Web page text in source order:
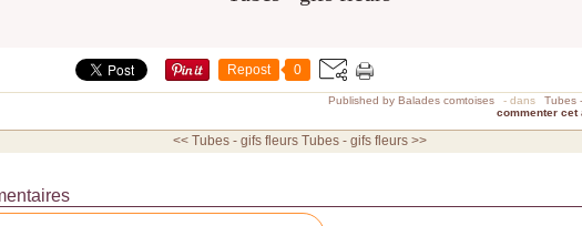
Repost 0
Published by Balades comtoises - dans
Tubes
commenter cet
<< Tubes - gifs fleurs Tubes - gifs fleurs >>